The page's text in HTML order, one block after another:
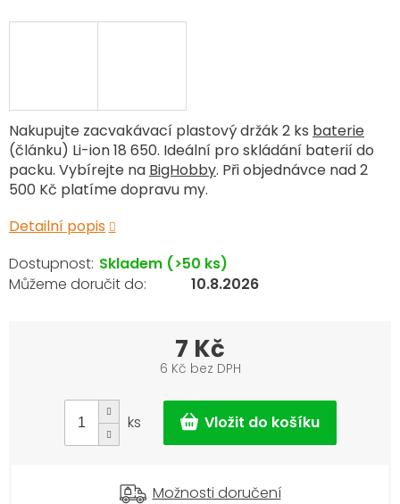
Nakupujte zacvakávací plastový držák 2 ks baterie
(článku) Li-ion 18 650. Ideální pro skládání baterií do
packu. Vybírejte na BigHobby. Při objednávce nad 2
500 Kč platíme dopravu my.
Detailní popis
Skladem (>50 ks)
10.8.2026
7 Kč
6 Kč bez DPH
cena:
ks
Možnosti doručení